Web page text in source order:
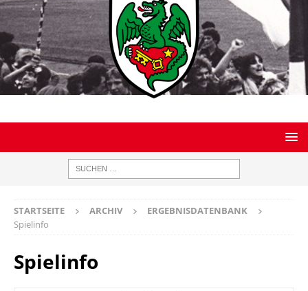
STARTSEITE ARCHIV
ERGEBNISDATENBANK
Spielinfo
Spielinfo